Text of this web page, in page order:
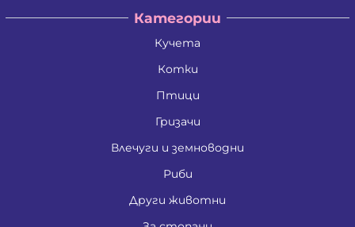
Категории
Кучета
Котки
Птици
Гризачи
Влечуги и земноводни
Риби
Други животни